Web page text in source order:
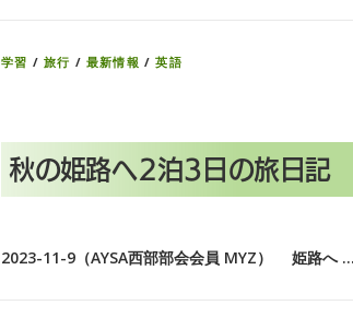
学習 /旅行 /最新情報 /英語
秋の姫路へ２泊３日の旅日記
2023-11-9（AYSA西部部会会員 MYZ） 姫路へ …